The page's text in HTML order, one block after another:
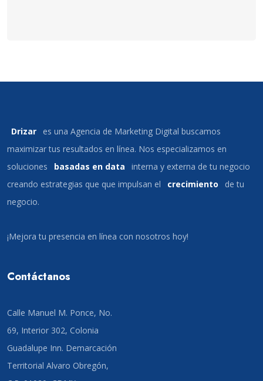
Drizar
es una Agencia de Marketing Digital buscamos
maximizar tus resultados en línea. Nos especializamos en
soluciones
basadas en data
interna y externa de tu negocio
creando estrategias que que impulsan el
crecimiento
de tu
negocio.
¡Mejora tu presencia en línea con nosotros hoy!
Contáctanos
Calle Manuel M. Ponce, No.
69, Interior 302, Colonia
Guadalupe Inn. Demarcación
Territorial Alvaro Obregón,